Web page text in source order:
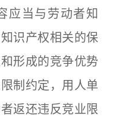
应当与劳动者知
识产权相关的保
形成的竞争优势
制约定，用人单
返还违反竞业限